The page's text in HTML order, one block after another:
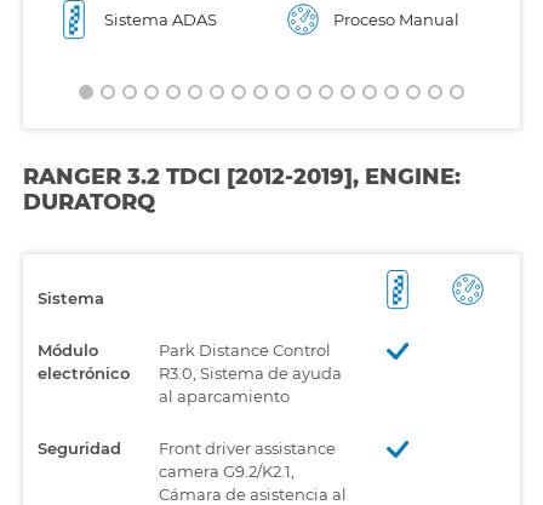
Sistema ADAS Proceso Manual
RANGER 3.2 TDCI [2012-2019], ENGINE:
DURATORQ
Sistema
Módulo
electrónico
Park Distance Control
R3.0, Sistema de ayuda
al aparcamiento
Seguridad
Front driver assistance
camera G9.2/K2.1,
Cámara de asistencia al